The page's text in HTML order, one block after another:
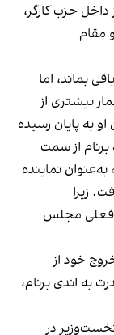
حزب کارگر،
مقام
بماند، اما
بیشتری از
به پایان رسیده
از سمت
نماینده
زیرا
فعلی مجلس
خود از
به اندی برنام،
در